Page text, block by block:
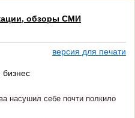
обзоры СМИ
версия для печати
насушил себе почти полкило